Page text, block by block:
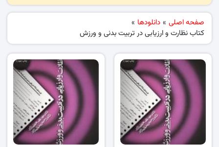
صفحه اصلی » دانلودها »
کتاب نظارت و ارزیابی در تربیت بدنی و ورزش